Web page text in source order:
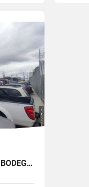
EDIFICIO COMERCIAL CON GALPÓN BODEGA EN VENTA ZONA MÉDICA DURÁN NORTE